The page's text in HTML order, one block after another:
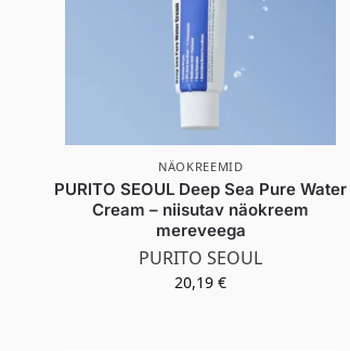
NÄOKREEMID
PURITO SEOUL Deep Sea Pure Water
Cream – niisutav näokreem
mereveega
PURITO SEOUL
20,19€